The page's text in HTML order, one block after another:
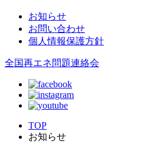
お知らせ
お問い合わせ
個人情報保護方針
全国再エネ問題連絡会
TOP
お知らせ